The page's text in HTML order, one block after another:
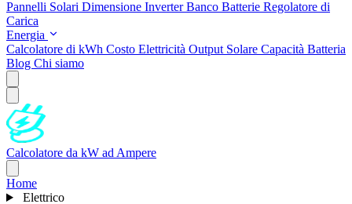
Pannelli Solari Dimensione InverterBanco Batterie Regolatore di
Carica
Energia
Calcolatore di kWh Costo Elettricità Output Solare Capacità Batteria
Blog Chi siamo
Calcolatore da kW ad Ampere
Home
Elettrico